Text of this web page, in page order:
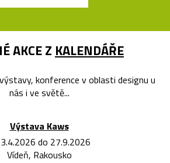
AKCE Z KALENDÁŘE
konference v oblasti designu u
nás i ve světě...
Výstava Kaws
do 27.9.2026
Vídeň, Rakousko